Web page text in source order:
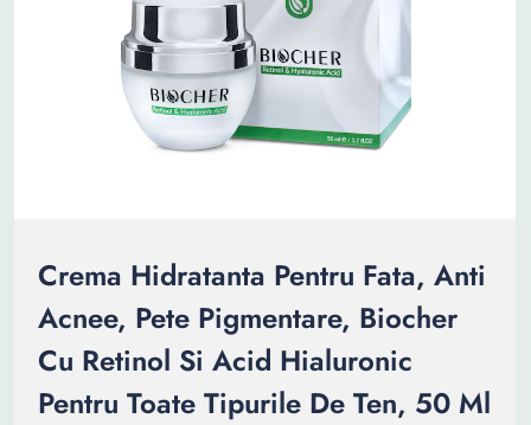
Crema Hidratanta Pentru Fata, Anti
Acnee, Pete Pigmentare, Biocher
Cu Retinol Si Acid Hialuronic
Pentru Toate Tipurile De Ten, 50 Ml